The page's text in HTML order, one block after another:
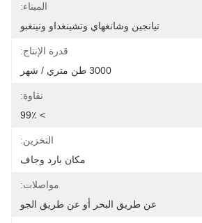
الميناء:
تيانجين وشانغهاي وتشينغداو ونينغبو
قدرة الإنتاج:
3000 طن متري / شهر
نقاوة:
> 99٪
التخزين:
مكان بارد وجاف
مواصلات:
عن طريق البحر أو عن طريق الجو